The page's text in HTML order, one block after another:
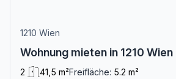
1210 Wien
Wohnung mieten in 1210 Wien
2 41,5 m²Freifläche: 5.2 m²